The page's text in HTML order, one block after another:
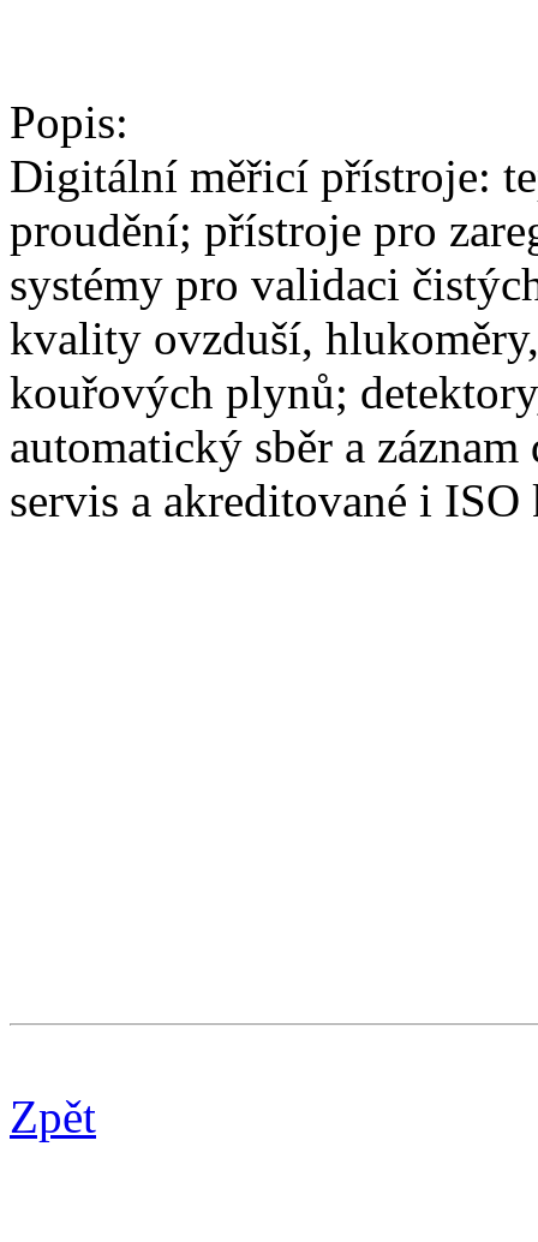
Popis:
Digitální měřicí přístroje:
proudění; přístroje pro
systémy pro validaci
kvality ovzduší,
kouřových plynů;
automatický sběr a
servis a akreditované i ISO
Zpět